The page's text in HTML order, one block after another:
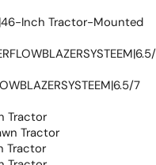
Inch Tractor-Mounted
7
Tractor
Tractor
Tractor